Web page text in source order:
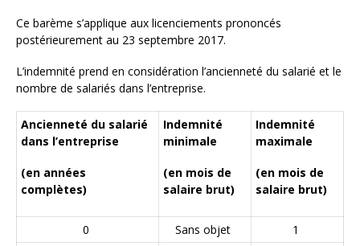
Ce barème s’applique aux licenciements prononcés
postérieurement au 23 septembre 2017.
L’indemnité prend en considération l’ancienneté du salarié et le
nombre de salariés dans l’entreprise.
Ancienneté du salarié
dans l’entreprise
(en années
complètes)
Indemnité
minimale
(en mois de
salaire brut)
Indemnité
maximale
(en mois de
salaire brut)
0 Sans objet
1